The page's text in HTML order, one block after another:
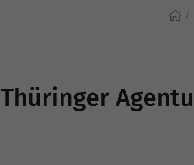
Thüringer